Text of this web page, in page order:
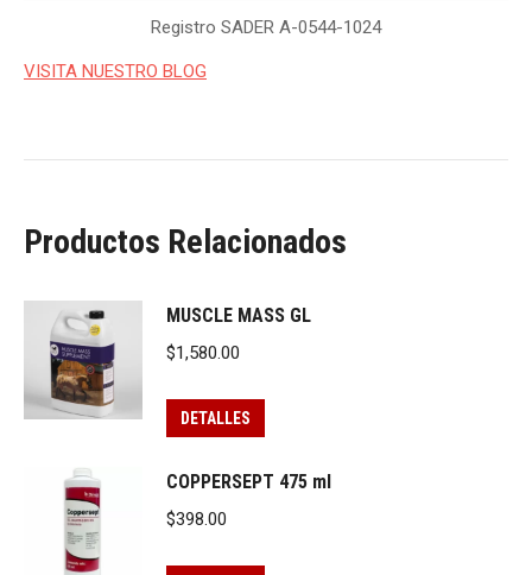
Registro SADER A-0544-1024
VISITA NUESTRO BLOG
Productos Relacionados
MUSCLE MASS GL
$1,580.00
DETALLES
COPPERSEPT 475 ml
$398.00